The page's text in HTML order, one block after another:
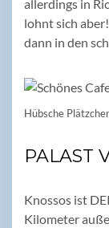
allerdings in
lohnt sich
dann in den
Hübsche
PALAST
Knossos ist
Kilometer